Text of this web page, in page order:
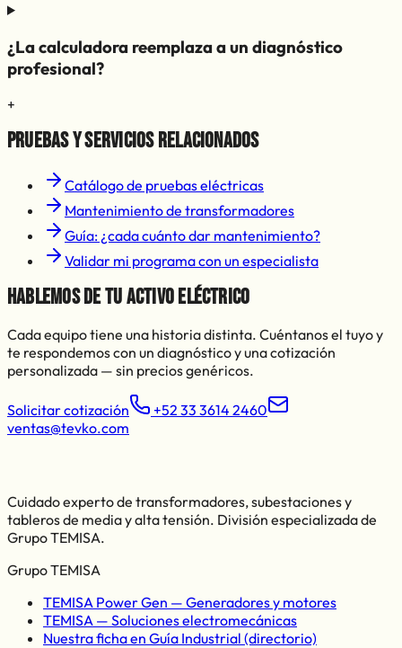
¿La calculadora reemplaza a un diagnóstico
profesional?
+
Pruebas y servicios relacionados
Catálogo de pruebas eléctricas
Mantenimiento de transformadores
Guía: ¿cada cuánto dar mantenimiento?
Validar mi programa con un especialista
Hablemos de tu activo eléctrico
Cada equipo tiene una historia distinta. Cuéntanos el tuyo y
te respondemos con un diagnóstico y una cotización
personalizada — sin precios genéricos.
Solicitar cotización
+52 33 3614 2460
ventas@tevko.com
Cuidado experto de transformadores, subestaciones y
tableros de media y alta tensión. División especializada de
Grupo TEMISA.
Grupo TEMISA
TEMISA Power Gen — Generadores y motores
TEMISA — Soluciones electromecánicas
Nuestra ficha en Guía Industrial (directorio)